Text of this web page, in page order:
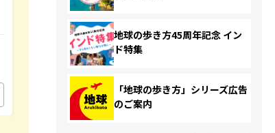
地球の歩き方45周年記念 イン
ド特集
「地球の歩き方」シリーズ広告
のご案内